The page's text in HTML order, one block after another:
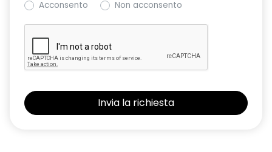
Retrovisori esterni non in tinta carrozzeria
Sedile conducente regolabile in altezza
Sensore angolo morto
Acconsento Non acconsento